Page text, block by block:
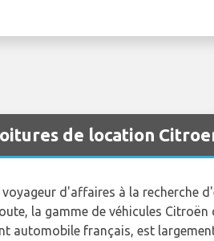
de location
voyageur d'affaires à la recherche
la gamme de véhicules
automobile français, est